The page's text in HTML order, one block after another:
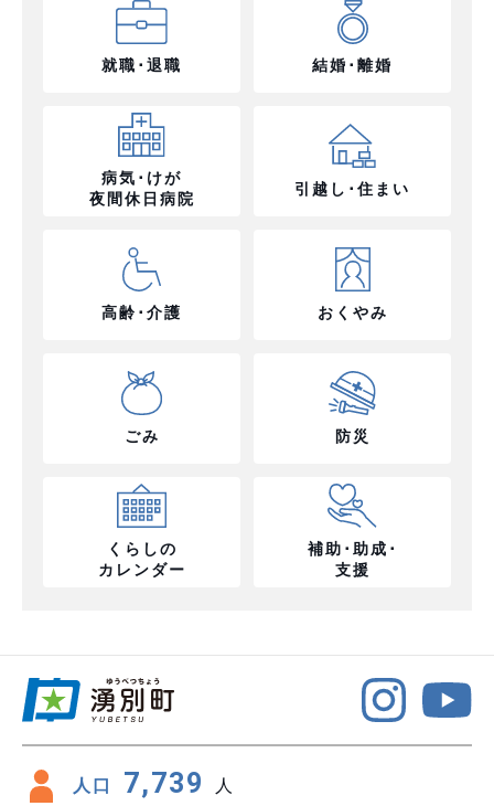
就職･退職 結婚･離婚
病気･けが
夜間休日病院
引越し･住まい
高齢･介護 おくやみ
ごみ 防災
くらしの
カレンダー
補助･助成･
支援
人口 7,739 人